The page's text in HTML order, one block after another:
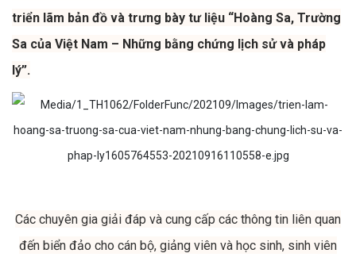
triển lãm bản đồ và trưng bày tư liệu “Hoàng Sa, Trường
Sa của Việt Nam – Những bằng chứng lịch sử và pháp
lý”.
Các chuyên gia giải đáp và cung cấp các thông tin liên quan
đến biển đảo cho cán bộ, giảng viên và học sinh, sinh viên